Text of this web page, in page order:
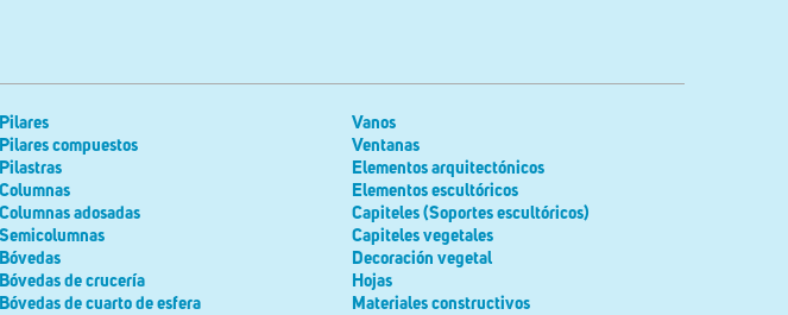
Pilares
Pilares compuestos
Pilastras
Columnas
Columnas adosadas
Semicolumnas
Bóvedas
Bóvedas de crucería
Bóvedas de cuarto de esfera
Vanos
Ventanas
Elementos arquitectónicos
Elementos escultóricos
Capiteles (Soportes escultóricos)
Capiteles vegetales
Decoración vegetal
Hojas
Materiales constructivos